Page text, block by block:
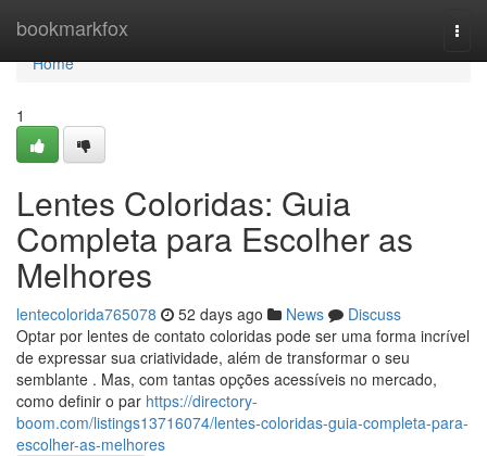
bookmarkfox
Home
Home
1
Lentes Coloridas: Guia
Completa para Escolher as
Melhores
lentecolorida765078 52 days ago News
Discuss
Optar por lentes de contato coloridas pode ser uma forma incrível
de expressar sua criatividade, além de transformar o seu
semblante . Mas, com tantas opções acessíveis no mercado,
como definir o par https://directory-
boom.com/listings13716074/lentes-coloridas-guia-completa-para-
escolher-as-melhores